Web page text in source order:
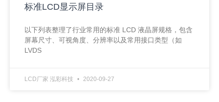
标准LCD显示屏目录
以下列表整理了行业常用的标准 LCD 液晶屏规格，包含
屏幕尺寸、可视角度、分辨率以及常用接口类型（如
LVDS
LCD厂家 泓彩科技 2020-09-27